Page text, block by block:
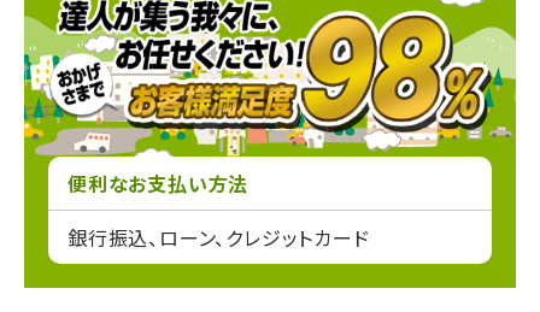
便利なお支払い方法
銀行振込、ローン、クレジットカード